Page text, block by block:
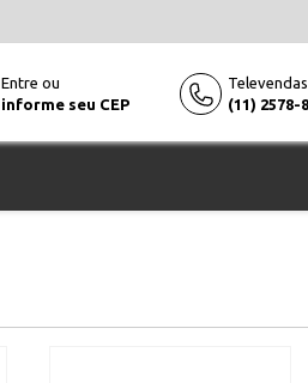
Entre ou
informe seu CEP
Televendas
(11) 2578-